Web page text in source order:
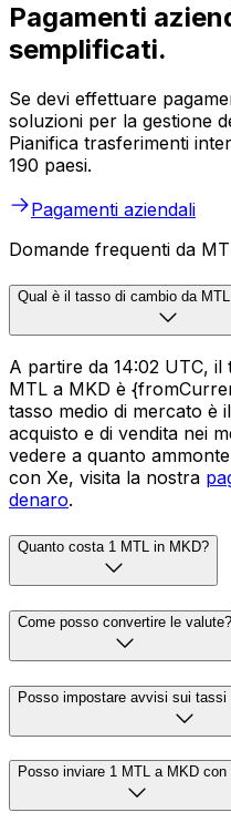
Pagamenti
semplificati.
Se devi effettuare
soluzioni per la gestione
Pianifica trasferimenti
190 paesi.
Pagamenti aziendali
Domande frequenti da
Qual è il tasso di cambio da
A partire da 14:02 UTC, il
MTL a MKD è
tasso medio di mercato è
acquisto e di vendita nei
vedere a quanto
con Xe, visita la nostra
denaro.
Quanto costa 1 MTL in MKD?
Come posso convertire le valute?
Posso impostare avvisi sui
Posso inviare 1 MTL a MKD con